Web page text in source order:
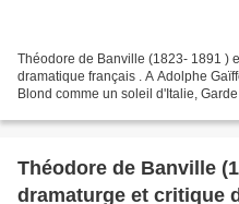
Théodore de Banville (1823- 1891 )
dramatique français . A Adolphe
Blond comme un soleil d'Italie,
Théodore de Banville
dramaturge et critique